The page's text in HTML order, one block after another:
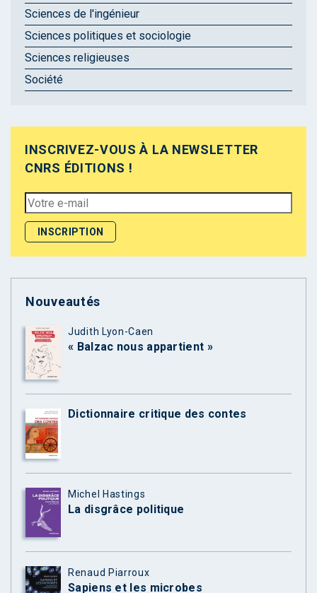
Sciences de l'ingénieur
Sciences politiques et sociologie
Sciences religieuses
Société
INSCRIVEZ-VOUS À LA NEWSLETTER
CNRS ÉDITIONS !
Nouveautés
Judith Lyon-Caen
« Balzac nous appartient »
Dictionnaire critique des contes
Michel Hastings
La disgrâce politique
Renaud Piarroux
Sapiens et les microbes